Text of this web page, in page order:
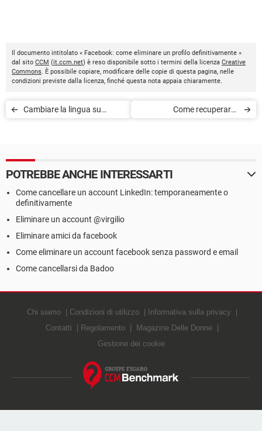
Il documento intitolato « Facebook: come eliminare un profilo definitivamente »
dal sito CCM (it.ccm.net) è reso disponibile sotto i termini della licenza Creative
Commons. È possibile copiare, modificare delle copie di questa pagina, nelle
condizioni previste dalla licenza, finché questa nota appaia chiaramente.
Cambiare la lingua su
Come recuperare i
POTREBBE ANCHE INTERESSARTI
Come cancellare un account LinkedIn: temporaneamente o
definitivamente
Eliminare un account @virgilio
Eliminare amici da facebook
Come eliminare un account facebook senza password e email
Come cancellarsi da Badoo
Chi siamo Condizioni di utilizzo
Informativa sulla privacy
Contatti
Regolamento
Magazine Delle Donne
Gestione dei cookie